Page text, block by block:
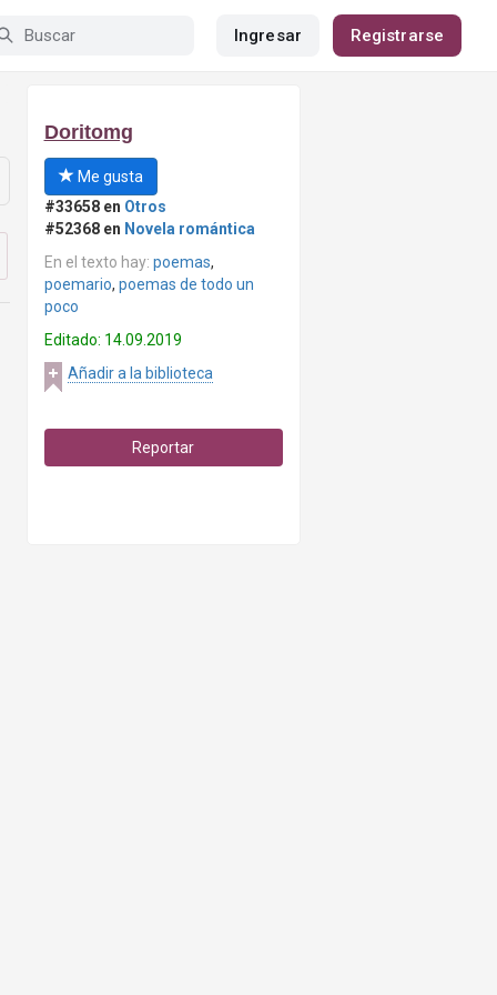
Ingresar Registrarse
Doritomg
Me gusta
#33658 en Otros
#52368 en Novela romántica
En el texto hay: poemas,
poemario, poemas de todo un
poco
Editado: 14.09.2019
Añadir a la biblioteca
Reportar